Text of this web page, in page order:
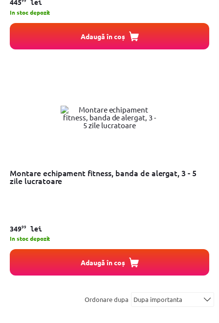
445 lei
In stoc depozit
Adaugă în coș
Montare echipament fitness, banda de alergat, 3 - 5
zile lucratoare
34999 lei
In stoc depozit
Adaugă în coș
Ordonare dupa